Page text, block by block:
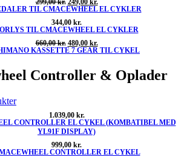
5.290,00 kr.
299,00kr.
oprindelige
pris
var:
249,00 kr.
aktuelle
er:
TIL CMACEWHEEL EL CYKLER
344,00 kr.
TIL CMACEWHEEL EL CYKLER
660,00kr. Den
oprindelige
var:
660,00 kr..
480,00 kr.Den
aktuelle
er:
480,00 kr..
KASSETTE 7 GEAR TIL CYKEL
Controller & Oplader
1.039,00 kr.
CONTROLLER EL CYKEL (KOMBATIBEL MED
YL91F DISPLAY)
999,00 kr.
CONTROLLER EL CYKEL